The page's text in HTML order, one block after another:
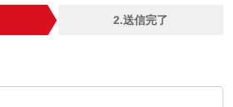
2.送信完了